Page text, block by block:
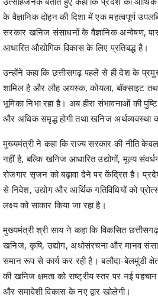
आधारित औद्योगिक विकास के लिए प्रतिबद्ध है।
उन्होंने कहा कि छत्तीसगढ़ पहले से ही देश के
शामिल है और लौह अयस्क, कोयला, बॉक्साइट
भूमिका निभा रहा है। अब हीरा संभावनाओं की
और अधिक समृद्ध होगी तथा खनिज अर्थव्यवस्था
मुख्यमंत्री ने कहा कि राज्य सरकार की नीति
नहीं है, बल्कि खनिज आधारित उद्योगों, मूल्य
रोजगार सृजन को बढ़ावा देने पर केंद्रित है।
से निवेश, उद्योग और आर्थिक गतिविधियों को
लक्ष्य को साकार किया जा रहा है।
मुख्यमंत्री श्री साय ने कहा कि विकसित
खनिज, कृषि, उद्योग, अधोसंरचना और मानव
समान रूप से कार्य कर रही है। बलौदा-बेलमुंडी
की खनिज क्षमता को राष्ट्रीय स्तर पर नई पहचान
और समावेशी विकास के नए द्वार खोलेगी।
उन्होंने विश्वास व्यक्त किया कि वैज्ञानिक
से प्रदेश के अन्य संभावित क्षेत्रों में भी खनिज